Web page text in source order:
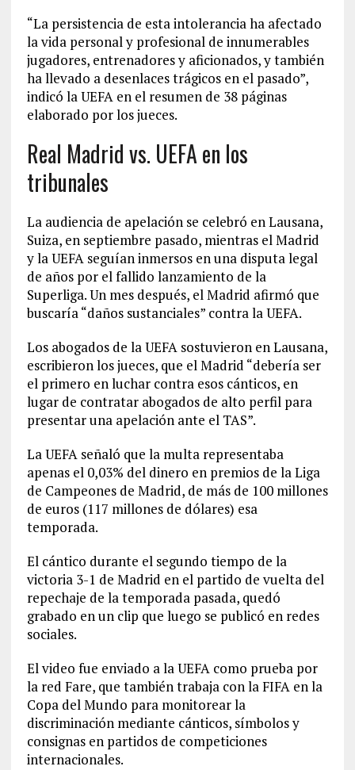
“La persistencia de esta intolerancia ha afectado
la vida personal y profesional de innumerables
jugadores, entrenadores y aficionados, y también
ha llevado a desenlaces trágicos en el pasado”,
indicó la UEFA en el resumen de 38 páginas
elaborado por los jueces.
Real Madrid vs. UEFA en los
tribunales
La audiencia de apelación se celebró en Lausana,
Suiza, en septiembre pasado, mientras el Madrid
y la UEFA seguían inmersos en una disputa legal
de años por el fallido lanzamiento de la
Superliga. Un mes después, el Madrid afirmó que
buscaría “daños sustanciales” contra la UEFA.
Los abogados de la UEFA sostuvieron en Lausana,
escribieron los jueces, que el Madrid “debería ser
el primero en luchar contra esos cánticos, en
lugar de contratar abogados de alto perfil para
presentar una apelación ante el TAS”.
La UEFA señaló que la multa representaba
apenas el 0,03% del dinero en premios de la Liga
de Campeones de Madrid, de más de 100 millones
de euros (117 millones de dólares) esa
temporada.
El cántico durante el segundo tiempo de la
victoria 3-1 de Madrid en el partido de vuelta del
repechaje de la temporada pasada, quedó
grabado en un clip que luego se publicó en redes
sociales.
El video fue enviado a la UEFA como prueba por
la red Fare, que también trabaja con la FIFA en la
Copa del Mundo para monitorear la
discriminación mediante cánticos, símbolos y
consignas en partidos de competiciones
internacionales.